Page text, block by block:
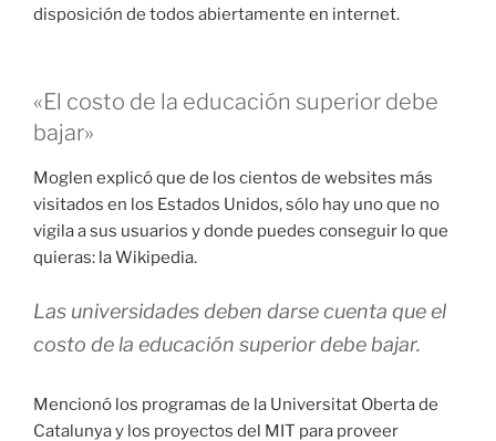
disposición de todos abiertamente en internet.
«El costo de la educación superior debe
bajar»
Moglen explicó que de los cientos de websites más
visitados en los Estados Unidos, sólo hay uno que no
vigila a sus usuarios y donde puedes conseguir lo que
quieras: la Wikipedia.
Las universidades deben darse cuenta que el
costo de la educación superior debe bajar.
Mencionó los programas de la Universitat Oberta de
Catalunya y los proyectos del MIT para proveer